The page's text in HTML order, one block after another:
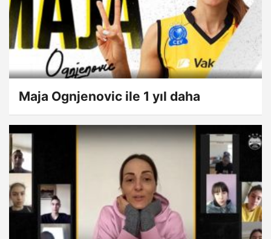
Maja Ognjenovic ile 1 yıl daha